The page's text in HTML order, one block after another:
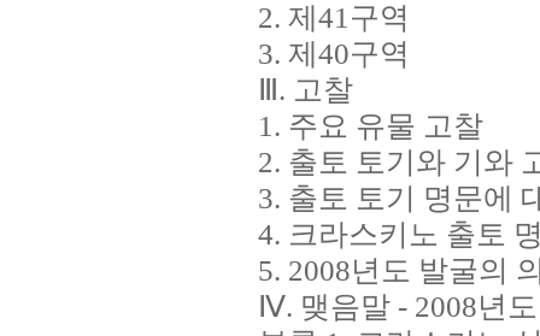
2. 제41구역
3. 제40구역
Ⅲ. 고찰
1. 주요 유물 고찰
2. 출토 토기와 기와
3. 출토 토기 명문에
4. 크라스키노 출토
5. 2008년도 발굴의
Ⅳ. 맺음말 - 2008년